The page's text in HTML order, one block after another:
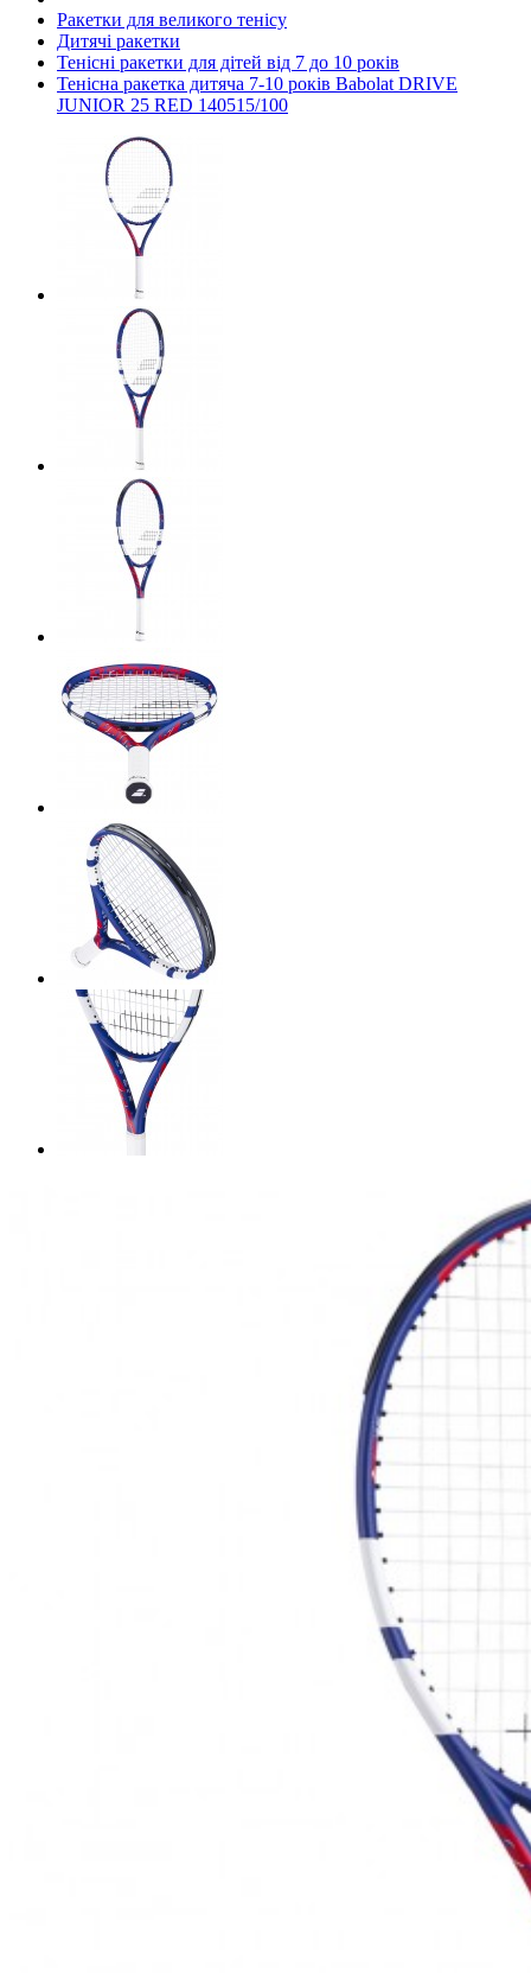
Ракетки для великого тенісу
Дитячі ракетки
Тенісні ракетки для дітей від 7 до 10 років
Тенісна ракетка дитяча 7-10 років Babolat DRIVE
JUNIOR 25 RED 140515/100